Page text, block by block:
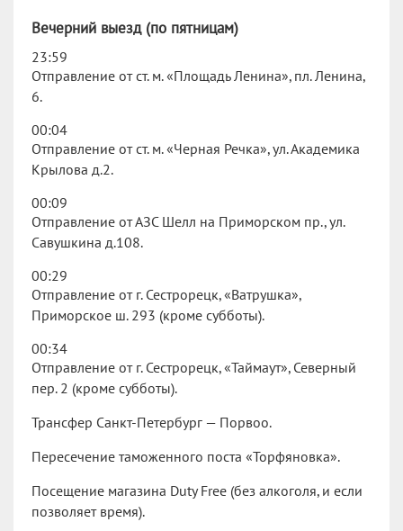
Вечерний выезд (по пятницам)
23:59
Отправление от ст. м. «Площадь Ленина», пл. Ленина,
6.
00:04
Отправление от ст. м. «Черная Речка», ул. Академика
Крылова д.2.
00:09
Отправление от АЗС Шелл на Приморском пр., ул.
Савушкина д.108.
00:29
Отправление от г. Сестрорецк, «Ватрушка»,
Приморское ш. 293 (кроме субботы).
00:34
Отправление от г. Сестрорецк, «Таймаут», Северный
пер. 2 (кроме субботы).
Трансфер Санкт-Петербург — Порвоо.
Пересечение таможенного поста «Торфяновка».
Посещение магазина Duty Free (без алкоголя, и если
позволяет время).